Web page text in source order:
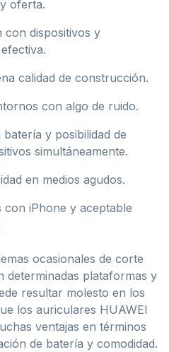
oferta.
con dispositivos y
calidad de construcción.
con algo de ruido.
y posibilidad de
simultáneamente.
en medios agudos.
con iPhone y aceptable
ocasionales de corte
determinadas plataformas y
resultar molesto en los
los auriculares HUAWEI
ventajas en términos
de batería y comodidad.